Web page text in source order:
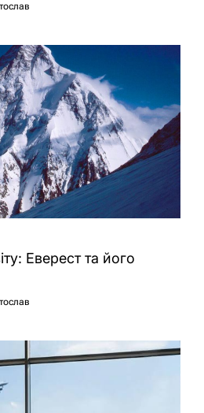
Еверест та його